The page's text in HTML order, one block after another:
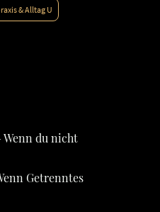
& Alltag U
Wenn du nicht
Getrenntes